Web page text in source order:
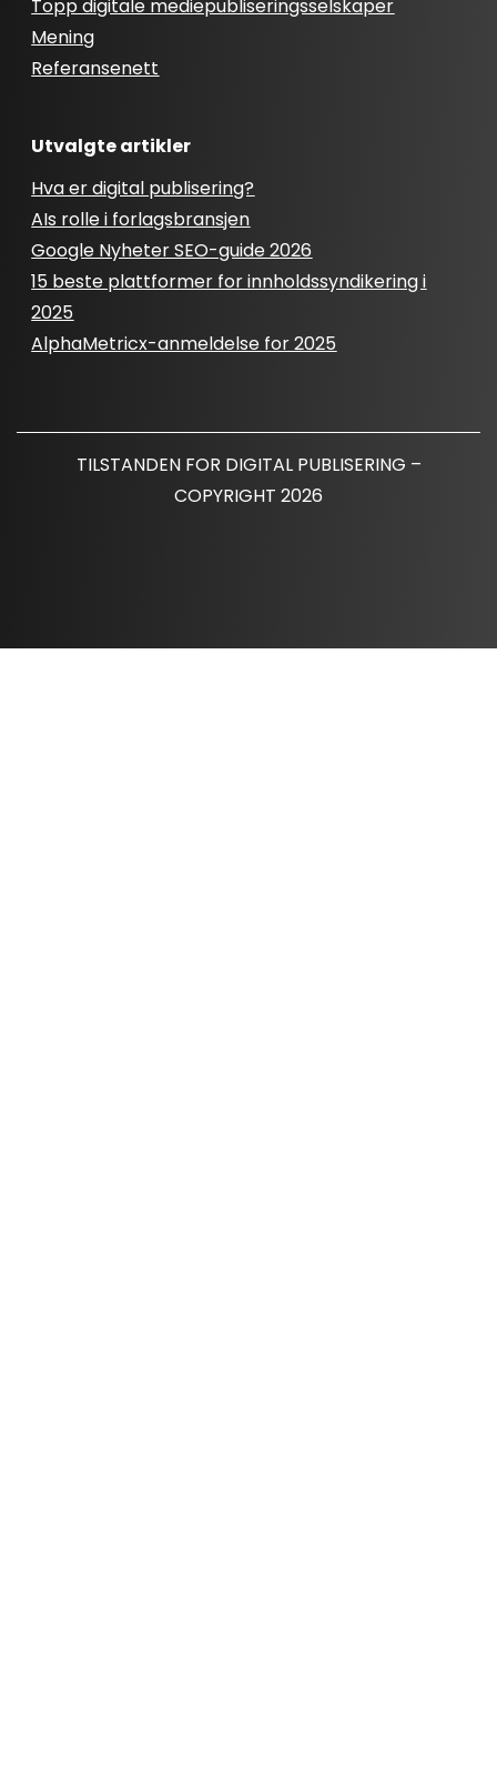
Topp digitale mediepubliseringsselskaper
Mening
Referansenett
Utvalgte artikler
Hva er digital publisering?
AIs rolle i forlagsbransjen
Google Nyheter SEO-guide 2026
15 beste plattformer for innholdssyndikering i
2025
AlphaMetricx-anmeldelse for 2025
TILSTANDEN FOR DIGITAL PUBLISERING –
COPYRIGHT 2026